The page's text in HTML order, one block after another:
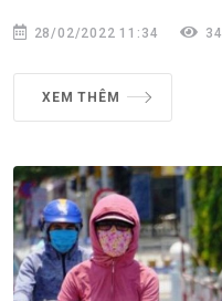
28/02/2022 11:34
XEM THÊM